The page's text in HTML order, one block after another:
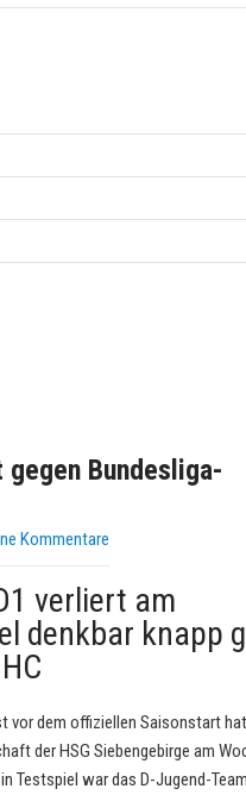
Bundesliga-
Kommentare
verliert am
denkbar knapp
vor dem offiziellen Saisonstart
der HSG Siebengebirge am
Testspiel war das D-Jugend-